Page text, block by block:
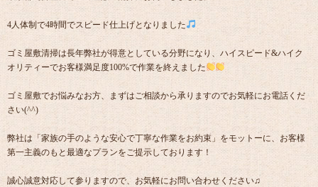
4人体制で4時間でスピード仕上げとなりました
ゴミ屋敷清掃は長年弊社が得意としている分野になり、ハイスピード&ハイク
オリティーでお客様満足度100%で作業を終えました
ゴミ屋敷でお悩みなお方、まずはご相談から承りますのでお気軽にお電話くだ
さい(^^)
弊社は「家族の手のような安心で丁寧な作業をお約束」をモットーに、お客様
第一主義のもと最適なプランをご提示しております！
誠心誠意対応して参りますので、お気軽にお問い合わせください♫